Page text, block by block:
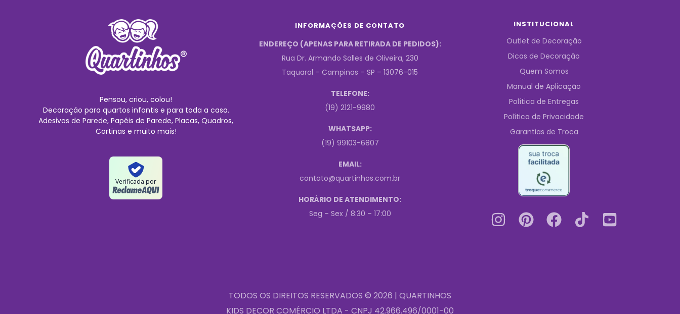
Pensou, criou, colou!
Decoração para quartos infantis e para toda a casa.
Adesivos de Parede, Papéis de Parede, Placas, Quadros,
Cortinas e muito mais!
Verificada por
INFORMAÇÕES DE CONTATO
ENDEREÇO (APENAS PARA RETIRADA DE PEDIDOS):
Rua Dr. Armando Salles de Oliveira, 230
Taquaral – Campinas – SP – 13076-015
TELEFONE:
(19) 2121-9980
WHATSAPP:
(19) 99103-6807
EMAIL:
contato@quartinhos.com.br
HORÁRIO DE ATENDIMENTO:
Seg – Sex / 8:30 – 17:00
INSTITUCIONAL
Outlet de Decoração
Dicas de Decoração
Quem Somos
Manual de Aplicação
Política de Entregas
Política de Privacidade
Garantias de Troca
TODOS OS DIREITOS RESERVADOS © 2026 | QUARTINHOS
KIDS DECOR COMÉRCIO LTDA - CNPJ 42.966.496/0001-00